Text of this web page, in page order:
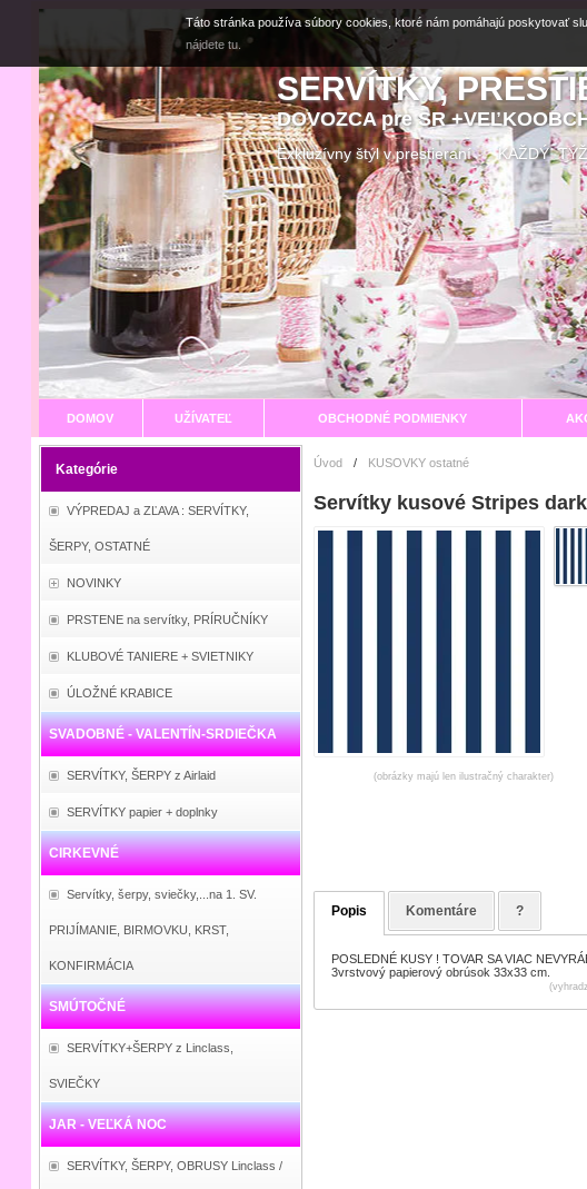
SERVÍTKY,
DOVOZCA pre SR
Exkluzívny štýl v prestieraní KAŽDÝ
DOMOV UŽÍVATEĽ OBCHODNÉ PODMIENKY
Kategórie
VÝPREDAJ a ZĽAVA : SERVÍTKY,
ŠERPY, OSTATNÉ
NOVINKY
PRSTENE na servítky, PRÍRUČNÍKY
KLUBOVÉ TANIERE + SVIETNIKY
ÚLOŽNÉ KRABICE
SVADOBNÉ - VALENTÍN-SRDIEČKA
SERVÍTKY, ŠERPY z Airlaid
SERVÍTKY papier + doplnky
CIRKEVNÉ
Servítky, šerpy, sviečky,...na 1. SV.
PRIJÍMANIE, BIRMOVKU, KRST,
KONFIRMÁCIA
SMÚTOČNÉ
SERVÍTKY+ŠERPY z Linclass,
SVIEČKY
JAR - VEĽKÁ NOC
SERVÍTKY, ŠERPY, OBRUSY Linclass /
Úvod / KUSOVKY ostatné
Servítky kusové Stripes
(obrázky majú len ilustračný charakter)
Popis Komentáre ?
POSLEDNÉ KUSY ! TOVAR SA VIAC
3vrstvový papierový obrúsok 33x33 cm.
Táto stránka používa súbory cookies, ktoré nám pomáhajú poskytovať
nájdete tu.